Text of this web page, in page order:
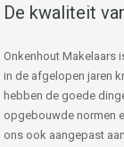
De kwaliteit
Onkenhout Makelaars
in de afgelopen jaren
hebben de goede
opgebouwde normen
ons ook aangepast